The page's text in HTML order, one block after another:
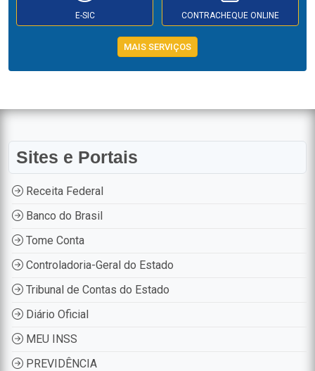
E-SIC CONTRACHEQUE ONLINE
MAIS SERVIÇOS
Sites e Portais
Receita Federal
Banco do Brasil
Tome Conta
Controladoria-Geral do Estado
Tribunal de Contas do Estado
Diário Oficial
MEU INSS
PREVIDÊNCIA